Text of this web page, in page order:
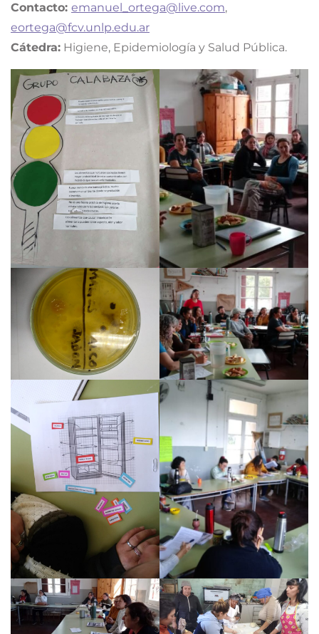
Contacto: emanuel_ortega@live.com,
eortega@fcv.unlp.edu.ar
Cátedra: Higiene, Epidemiología y Salud Pública.